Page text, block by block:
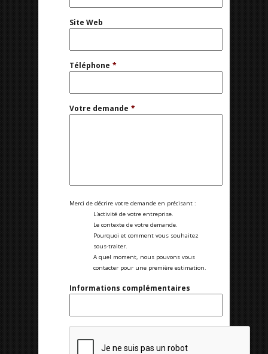
Site Web
Téléphone *
Votre demande *
Merci de décrire votre demande en précisant :
L'activité de votre entreprise.
Le contexte de votre demande.
Pourquoi et comment vous souhaitez
sous-traiter.
A quel moment, nous pouvons vous
contacter pour une première estimation.
Informations complémentaires